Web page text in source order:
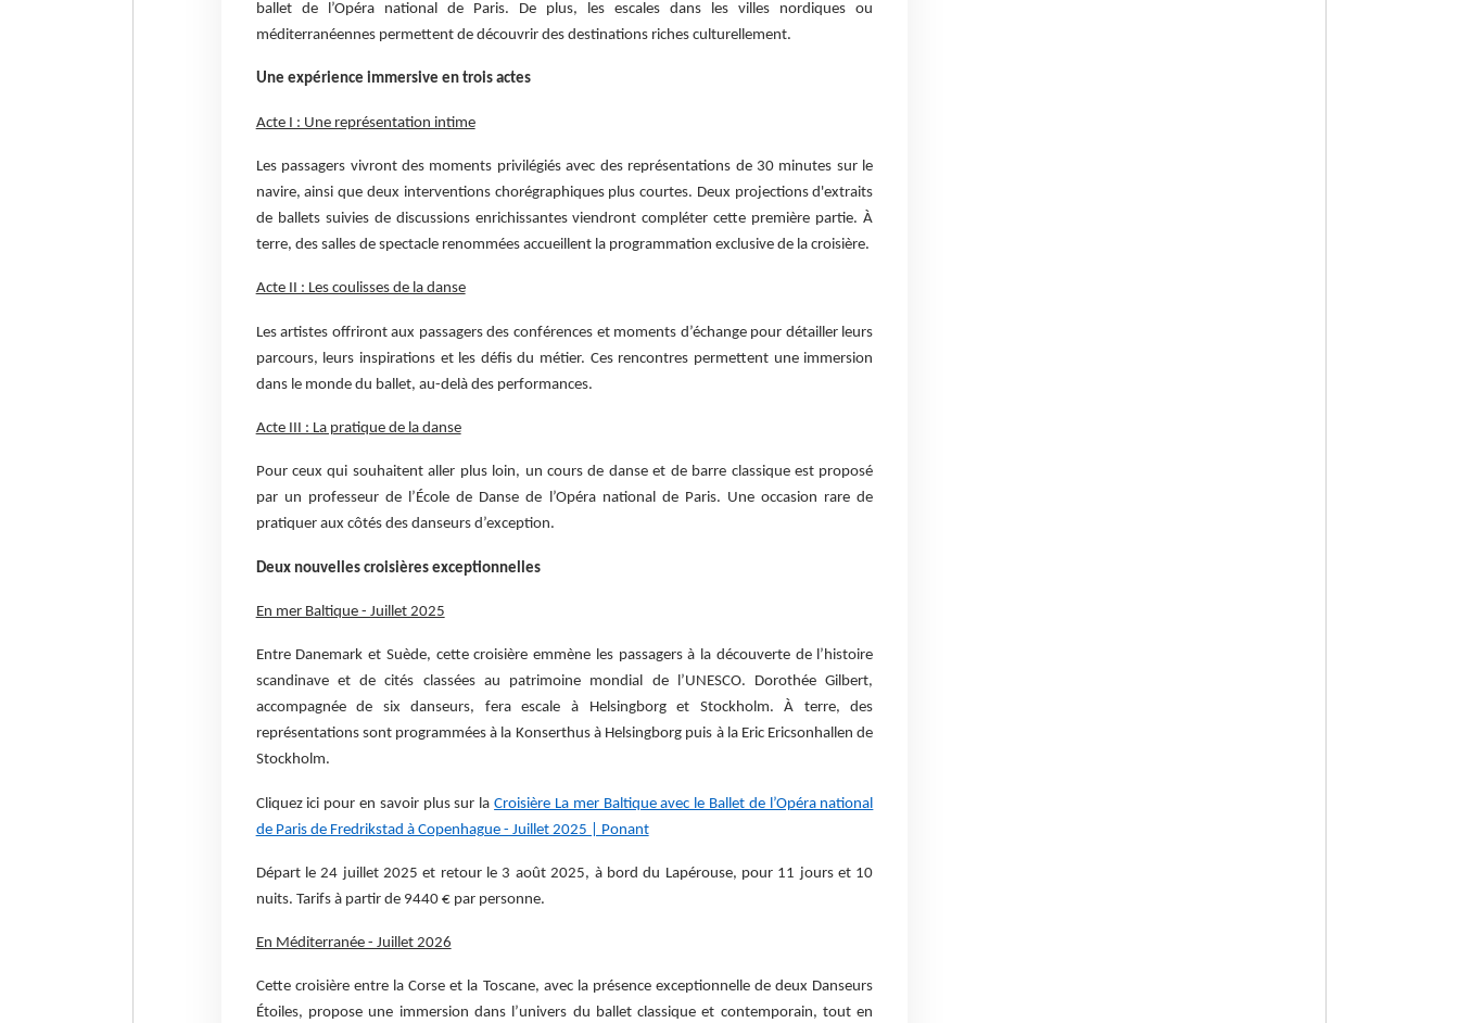
ballet de l’Opéra national de Paris. De plus, les escales dans les villes nordiques ou
méditerranéennes permettent de découvrir des destinations riches culturellement.
Une expérience immersive en trois actes
Acte I : Une représentation intime
Les passagers vivront des moments privilégiés avec des représentations de 30 minutes sur le
navire, ainsi que deux interventions chorégraphiques plus courtes. Deux projections d'extraits
de ballets suivies de discussions enrichissantes viendront compléter cette première partie. À
terre, des salles de spectacle renommées accueillent la programmation exclusive de la croisière.
Acte II : Les coulisses de la danse
Les artistes offriront aux passagers des conférences et moments d’échange pour détailler leurs
parcours, leurs inspirations et les défis du métier. Ces rencontres permettent une immersion
dans le monde du ballet, au-delà des performances.
Acte III : La pratique de la danse
Pour ceux qui souhaitent aller plus loin, un cours de danse et de barre classique est proposé
par un professeur de l’École de Danse de l’Opéra national de Paris. Une occasion rare de
pratiquer aux côtés des danseurs d’exception.
Deux nouvelles croisières exceptionnelles
En mer Baltique - Juillet 2025
Entre Danemark et Suède, cette croisière emmène les passagers à la découverte de l’histoire
scandinave et de cités classées au patrimoine mondial de l’UNESCO. Dorothée Gilbert,
accompagnée de six danseurs, fera escale à Helsingborg et Stockholm. À terre, des
représentations sont programmées à la Konserthus à Helsingborg puis à la Eric Ericsonhallen de
Stockholm.
Cliquez ici pour en savoir plus sur laCroisière La mer Baltique avec le Ballet de l’Opéra national
de Paris de Fredrikstad à Copenhague - Juillet 2025 | Ponant
Départ le 24 juillet 2025 et retour le 3 août 2025, à bord du Lapérouse, pour 11 jours et 10
nuits. Tarifs à partir de 9440 € par personne.
En Méditerranée - Juillet 2026
Cette croisière entre la Corse et la Toscane, avec la présence exceptionnelle de deux Danseurs
Étoiles, propose une immersion dans l’univers du ballet classique et contemporain, tout en